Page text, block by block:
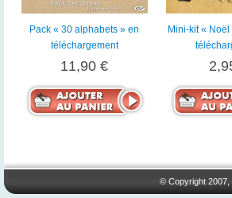
Pack « 30 alphabets » en
téléchargement
11,90 €
Mini-kit «
© Copyright